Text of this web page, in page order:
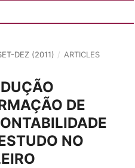
DEZ (2011) / ARTICLES
DE
NO